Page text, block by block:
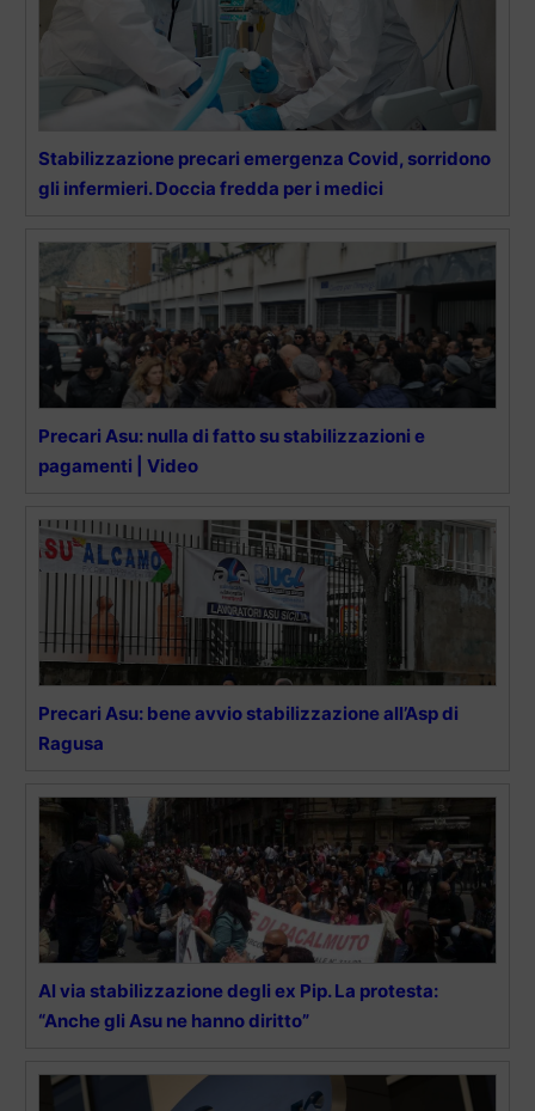
Stabilizzazione precari emergenza Covid, sorridono
gli infermieri. Doccia fredda per i medici
Precari Asu: nulla di fatto su stabilizzazioni e
pagamenti | Video
Precari Asu: bene avvio stabilizzazione all’Asp di
Ragusa
Al via stabilizzazione degli ex Pip. La protesta:
“Anche gli Asu ne hanno diritto”